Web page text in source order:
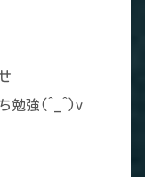
勉強(^_^)v